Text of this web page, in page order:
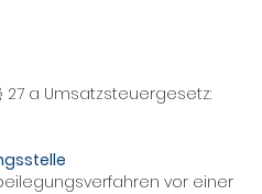
a Umsatzsteuergesetz:
vor einer